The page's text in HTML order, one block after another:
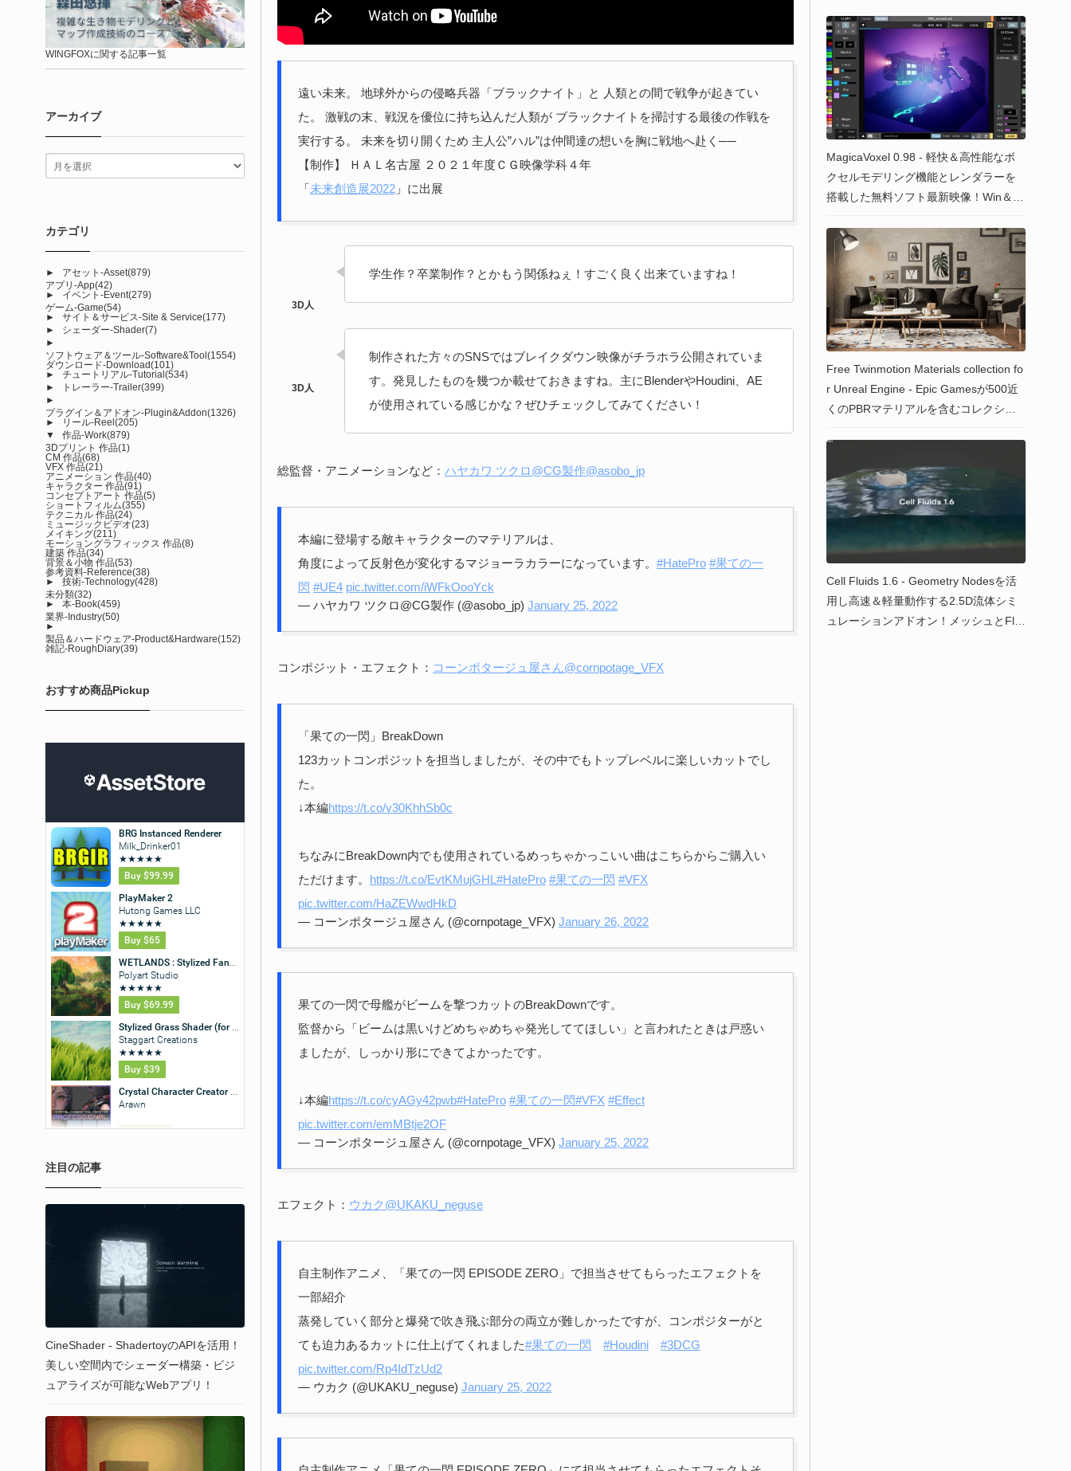
遠い未来。 地球外からの侵略兵器「ブラックナイト」と 人類との間で戦争が起きてい
た。 激戦の末、戦況を優位に持ち込んだ人類が ブラックナイトを掃討する最後の作戦を
実行する。 未来を切り開くため 主人公”ハル”は仲間達の想いを胸に戦地へ赴く──
【制作】 ＨＡＬ名古屋 ２０２１年度ＣＧ映像学科４年
「未来創造展2022 」に出展
学生作？卒業制作？とかもう関係ねぇ！すごく良く出来ていますね！
制作された方々のSNSではブレイクダウン映像がチラホラ公開されていま
す。発見したものを幾つか載せておきますね。主にBlenderやHoudini、AE
が使用されている感じかな？ぜひチェックしてみてください！
総監督・アニメーションなど： ハヤカワ ツクロ@CG製作@asobo_jp
本編に登場する敵キャラクターのマテリアルは、
角度によって反射色が変化するマジョーラカラーになっています。 #HatePro #果ての一
閃 #UE4 pic.twitter.com/iWFkOooYck
— ハヤカワ ツクロ@CG製作 (@asobo_jp) January 25, 2022
コンポジット・エフェクト： コーンポタージュ屋さん@cornpotage_VFX
「果ての一閃」BreakDown
123カットコンポジットを担当しましたが、その中でもトップレベルに楽しいカットでし
た。
↓本編https://t.co/v30KhhSb0c
ちなみにBreakDown内でも使用されているめっちゃかっこいい曲はこちらからご購入い
ただけます。 https://t.co/EvtKMujGHL #HatePro #果ての一閃 #VFX
pic.twitter.com/HaZEWwdHkD
— コーンポタージュ屋さん (@cornpotage_VFX) January 26, 2022
果ての一閃で母艦がビームを撃つカットのBreakDownです。
監督から「ビームは黒いけどめちゃめちゃ発光しててほしい」と言われたときは戸惑い
ましたが、しっかり形にできてよかったです。
↓本編https://t.co/cyAGy42pwb#HatePro #果ての一閃#VFX #Effect
pic.twitter.com/emMBtje2OF
— コーンポタージュ屋さん (@cornpotage_VFX) January 25, 2022
エフェクト： ウカク@UKAKU_neguse
自主制作アニメ、「果ての一閃 EPISODE ZERO」で担当させてもらったエフェクトを
一部紹介
蒸発していく部分と爆発で吹き飛ぶ部分の両立が難しかったですが、コンポジターがと
ても迫力あるカットに仕上げてくれました#果ての一閃 #Houdini
#3DCG
pic.twitter.com/Rp4IdTzUd2
— ウカク (@UKAKU_neguse) January 25, 2022
WINGFOXに関する記事一覧
アーカイブ
カテゴリ
► アセット-Asset(879)
アプリ-App(42)
►
イベント-Event(279)
ゲーム-Game(54)
►
サイト＆サービス-Site & Service(177)
►
シェーダー-Shader(7)
►
ソフトウェア＆ツール-Software&Tool(1554)
ダウンロード-Download(101)
►
チュートリアル-Tutorial(534)
►
トレーラー-Trailer(399)
►
プラグイン＆アドオン-Plugin&Addon(1326)
►
リール-Reel(205)
▼
作品-Work(879)
3Dプリント 作品(1)
CM 作品(68)
VFX 作品(21)
アニメーション 作品(40)
キャラクター 作品(91)
コンセプトアート 作品(5)
ショートフィルム(355)
テクニカル 作品(24)
ミュージックビデオ(23)
メイキング(211)
モーショングラフィックス 作品(8)
建築 作品(34)
背景＆小物 作品(53)
参考資料-Reference(38)
►
技術-Technology(428)
未分類(32)
►
本-Book(459)
業界-Industry(50)
►
製品＆ハードウェア-Product&Hardware(152)
雑記-RoughDiary(39)
おすすめ商品Pickup
注目の記事
CineShader - ShadertoyのAPIを活用！
美しい空間内でシェーダー構築・ビジ
ュアライズが可能なWebアプリ！
MagicaVoxel 0.98 - 軽快＆高性能なボ
クセルモデリング機能とレンダラーを
搭載した無料ソフト最新映像！Win＆M
Free Twinmotion Materials collection fo
r Unreal Engine - Epic Gamesが500近
くのPBRマテリアルを含むコレクショ
Cell Fluids 1.6 - Geometry Nodesを活
用し高速＆軽量動作する2.5D流体シミ
ュレーションアドオン！メッシュとFlo